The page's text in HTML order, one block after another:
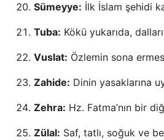
Sümeyye: İlk İslam şehidi
Tuba: Kökü yukarıda,
Vuslat: Özlemin sona
Zahide: Dinin yasaklarına
Zehra: Hz. Fatma’nın bir
Zülal: Saf, tatlı, soğuk ve